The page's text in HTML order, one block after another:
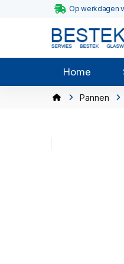
Op werkdagen
Home
Pannen